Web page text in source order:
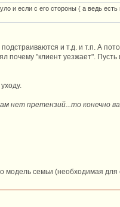
и если с его стороны ( а ведь есть
и т.д. и т.п. А
почему "клиент уезжает". Пусть
нет претензий...то конечно
семьи (необходимая для